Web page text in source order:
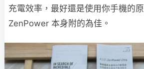
充電效率，最好還是使用你手機的
ZenPower 本身附的為佳。